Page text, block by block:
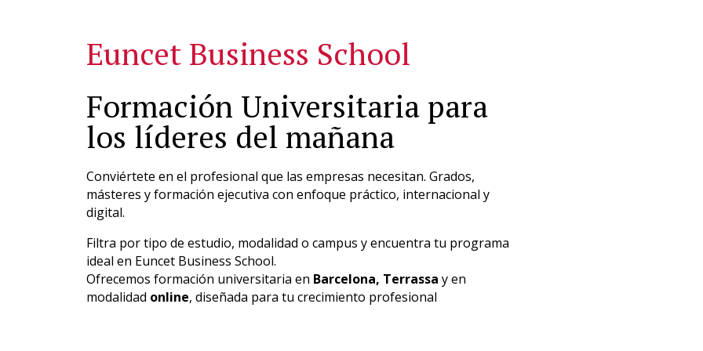
Euncet Business School
Formación Universitaria para
los líderes del mañana
Conviértete en el profesional que las empresas necesitan. Grados,
másteres y formación ejecutiva con enfoque práctico, internacional y
digital.
Filtra por tipo de estudio, modalidad o campus y encuentra tu programa
ideal en Euncet Business School.
Ofrecemos formación universitaria en Barcelona, Terrassa y en
modalidad online, diseñada para tu crecimiento profesional